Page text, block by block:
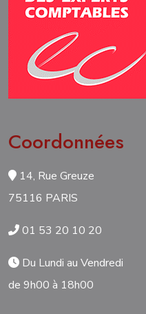
Coordonnées
14, Rue Greuze
75116 PARIS
01 53 20 10 20
Du Lundi au Vendredi
de 9h00 à 18h00